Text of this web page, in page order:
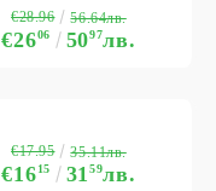
€2606 5097лв.
€28.96 56.64лв.
€1615 3159лв.
€17.95 35.11лв.